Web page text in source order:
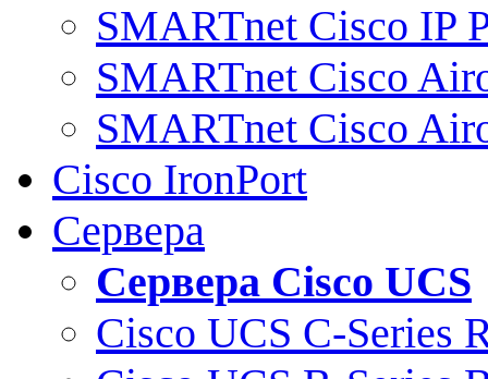
SMARTnet Cisco IP
SMARTnet Cisco
SMARTnet Cisco
Cisco IronPort
Сервера
Сервера Cisco UCS
Cisco UCS C-Series